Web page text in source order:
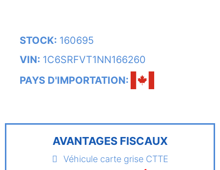
STOCK: 160695
VIN: 1C6SRFVT1NN166260
PAYS D'IMPORTATION:
AVANTAGES FISCAUX
Véhicule carte grise CTTE